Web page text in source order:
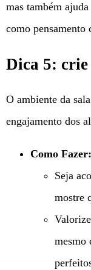
mas também
como pensamento
Dica 5:
O ambiente da
engajamento dos
Como Fazer:
Seja
mostre
mesmo